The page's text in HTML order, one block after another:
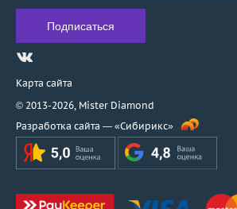
Карта сайта
© 2013-2026, Mister Diamond
Разработка сайта — «Сибирикс»